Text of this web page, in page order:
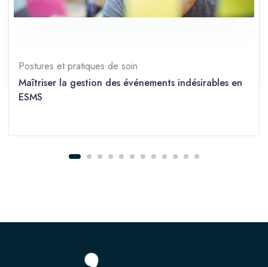
Prérequis Tous niveaux
Postures et pratiques de soin
Maîtriser la gestion des événements indésirables en
ESMS